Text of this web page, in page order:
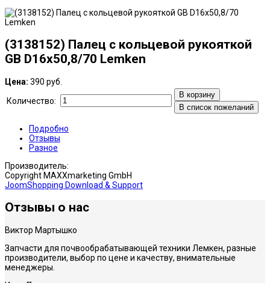
(3138152) Палец с кольцевой рукояткой
GB D16х50,8/70 Lemken
Цена: 390 руб.
Количество:
В корзину
В список пожеланий
Подробно
Отзывы
Разное
Производитель:
Copyright MAXXmarketing GmbH
JoomShopping Download & Support
Отзывы о нас
Виктор Мартышко
Запчасти для почвообрабатывающей техники Лемкен, разные
производители, выбор по цене и качеству, внимательные
менеджеры.